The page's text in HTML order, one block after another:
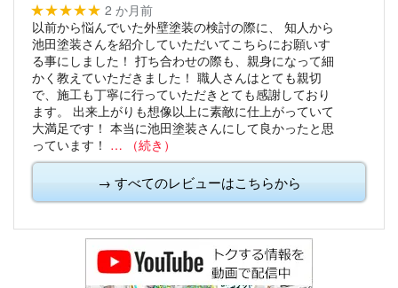
★★★★★ 2 か月前
以前から悩んでいた外壁塗装の検討の際に、
知人から
池田塗装さんを紹介していただいてこちらにお願いす
る事にしました！ 打ち合わせの際も、親身になって細
かく教えていただきました！ 職人さんはとても親切
で、施工も丁寧に行っていただきとても感謝しており
ます。
出来上がりも想像以上に素敵に仕上がっていて
大満足です！ 本当に池田塗装さんにして良かったと思
っています！ … （続き）
→ すべてのレビューはこちらから